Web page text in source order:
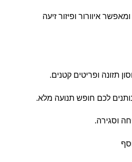
איוורור ופיזור זיעה
תזונה ופריטים קטנים.
לכם חופש תנועה מלא.
וסגירה.